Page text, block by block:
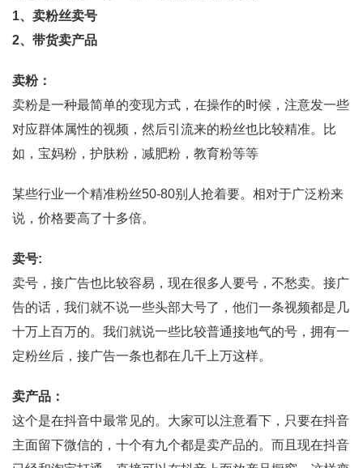
1、卖粉丝卖号
2、带货卖产品
卖粉：
卖粉是一种最简单的变现方式，在操作的时候，注意发一些
对应群体属性的视频，然后引流来的粉丝也比较精准。比
如，宝妈粉，护肤粉，减肥粉，教育粉等等
某些行业一个精准粉丝50-80别人抢着要。相对于广泛粉来
说，价格要高了十多倍。
卖号:
卖号，接广告也比较容易，现在很多人要号，不愁卖。接广
告的话，我们就不说一些头部大号了，他们一条视频都是几
十万上百万的。我们就说一些比较普通接地气的号，拥有一
定粉丝后，接广告一条也都在几千上万这样。
卖产品：
这个是在抖音中最常见的。大家可以注意看下，只要在抖音
主面留下微信的，十个有九个都是卖产品的。而且现在抖音